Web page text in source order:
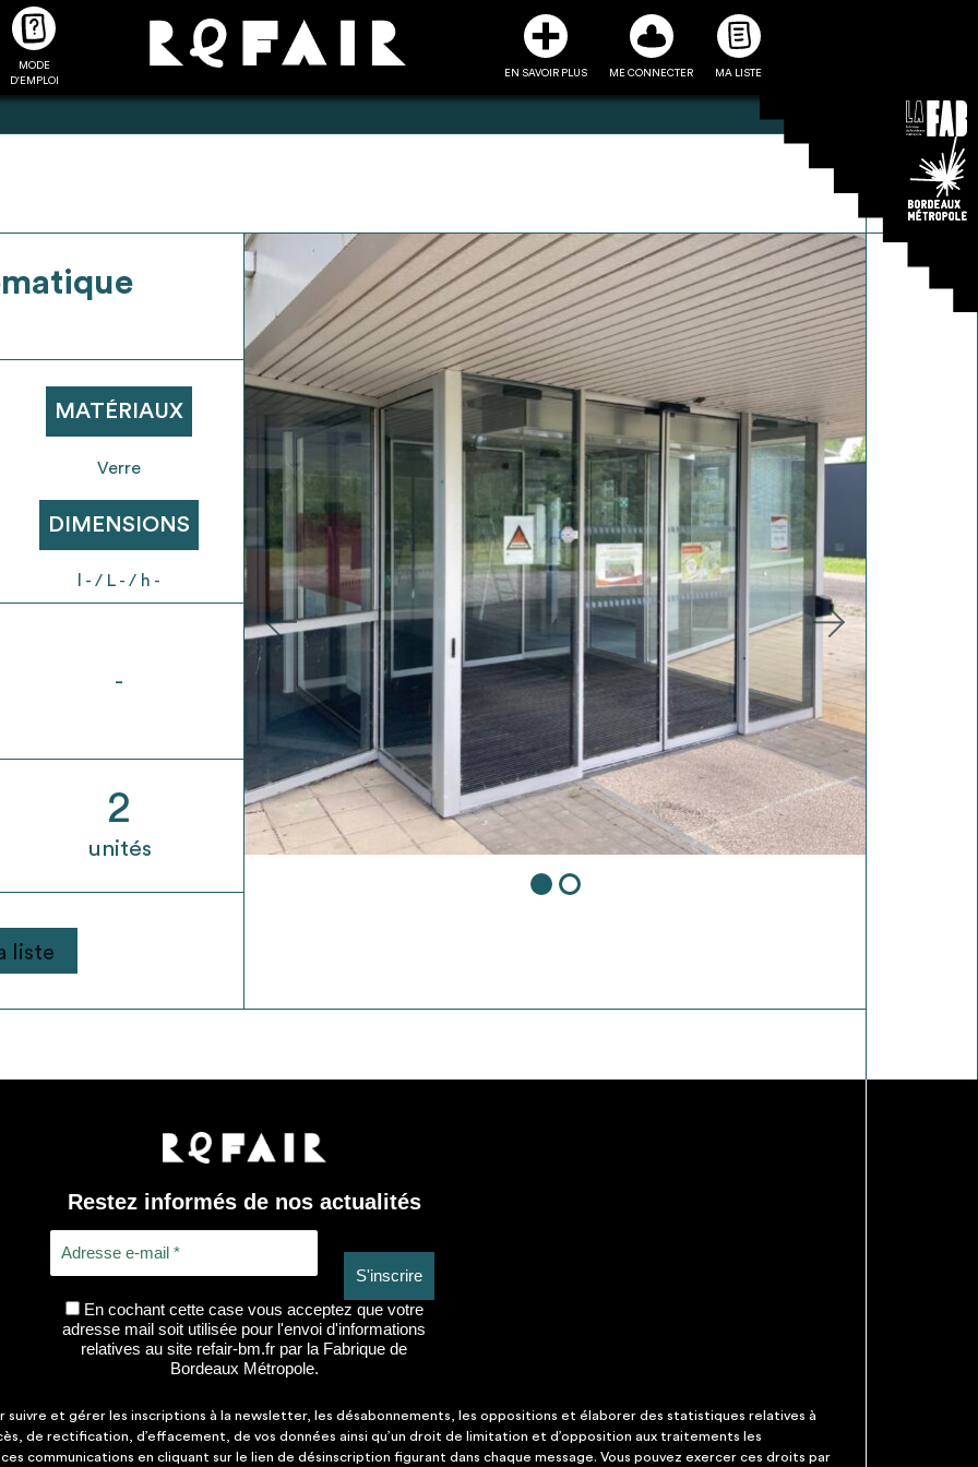
MODE
D'EMPLOI
EN SAVOIR PLUS ME CONNECTER MA LISTE
Ajouter les matériaux
intéressants à "
ma liste"
Transmettre sa liste de
manifestation d'intérêt pour
les matériaux sélectionnés
Exporter sa liste et ses fiches
produits pour l’utiliser comme
un outil d’aide à la conception
de projet
Être recontacté afin d’obtenir
plus de renseignements sur les
modalités et stratégies de
récupérations envisageables
envoi ne vaut aucunement réservation.
MATÉRIAUX
Verre
DIMENSIONS
l - / L - / h -
-
2
unités
liste
Restez informés de nos actualités
En cochant cette case vous acceptez que votre
adresse mail soit utilisée pour l'envoi d'informations
relatives au site refair-bm.fr par la Fabrique de
Bordeaux Métropole.
suivre et gérer les inscriptions à la newsletter, les désabonnements, les oppositions et élaborer des statistiques relatives à
de rectification, d’effacement, de vos données ainsi qu’un droit de limitation et d’opposition aux traitements les
communications en cliquant sur le lien de désinscription figurant dans chaque message. Vous pouvez exercer ces droits par